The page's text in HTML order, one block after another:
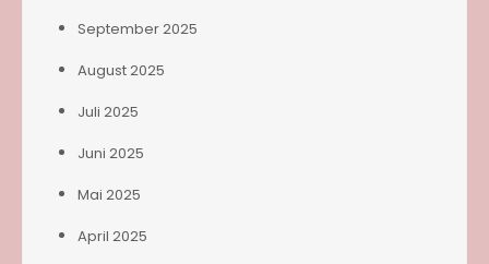
September 2025
August 2025
Juli 2025
Juni 2025
Mai 2025
April 2025